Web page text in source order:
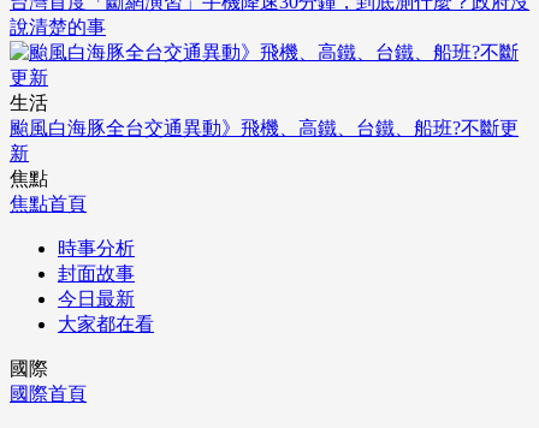
說清楚的事
生活
颱風白海豚全台交通異動》飛機、高鐵、台鐵、船班?不斷更
新
焦點
焦點首頁
時事分析
封面故事
今日最新
大家都在看
國際
國際首頁